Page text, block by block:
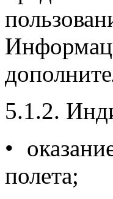
5.1.2.
•
полета;